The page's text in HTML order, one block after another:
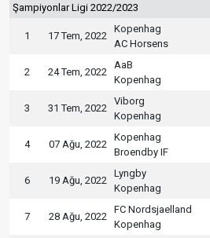
Şampiyonlar Ligi 2022/2023
1 17 Tem, 2022
Kopenhag
AC Horsens
2 24 Tem, 2022
AaB
Kopenhag
3 31 Tem, 2022
Viborg
Kopenhag
4 07 Ağu, 2022
Kopenhag
Broendby IF
6 19 Ağu, 2022
Lyngby
Kopenhag
7 28 Ağu, 2022
FC Nordsjaelland
Kopenhag